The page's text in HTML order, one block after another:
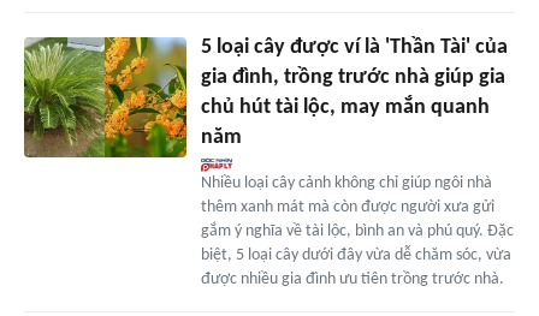
5 loại cây được ví là 'Thần Tài' của
gia đình, trồng trước nhà giúp gia
chủ hút tài lộc, may mắn quanh
năm
Nhiều loại cây cảnh không chỉ giúp ngôi nhà
thêm xanh mát mà còn được người xưa gửi
gắm ý nghĩa về tài lộc, bình an và phú quý. Đặc
biệt, 5 loại cây dưới đây vừa dễ chăm sóc, vừa
được nhiều gia đình ưu tiên trồng trước nhà.